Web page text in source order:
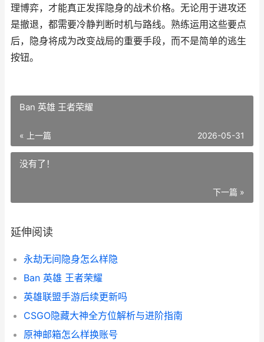
理博弈，才能真正发挥隐身的战术价格。无论用于进攻还
是撤退，都需要冷静判断时机与路线。熟练运用这些要点
后，隐身将成为改变战局的重要手段，而不是简单的逃生
按钮。
Ban 英雄 王者荣耀
« 上一篇 2026-05-31
没有了！
下一篇 »
延伸阅读
永劫无间隐身怎么样隐
Ban 英雄 王者荣耀
英雄联盟手游后续更新吗
CSGO隐藏大神全方位解析与进阶指南
原神邮箱怎么样换账号